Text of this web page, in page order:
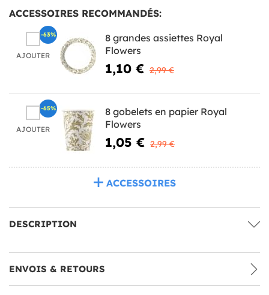
ACCESSOIRES RECOMMANDÉS:
AJOUTER
8 grandes assiettes Royal
Flowers
1,10 € 2,99 €
-63%
AJOUTER
8 gobelets en papier Royal
Flowers
1,05 € 2,99 €
-65%
ACCESSOIRES
DESCRIPTION
ENVOIS & RETOURS